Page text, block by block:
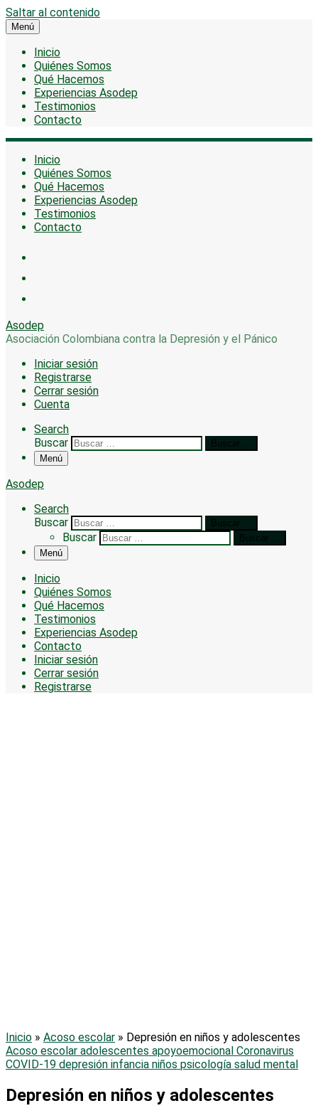
Saltar al contenido
Menú
Inicio
Quiénes Somos
Qué Hacemos
Experiencias Asodep
Testimonios
Contacto
Inicio
Quiénes Somos
Qué Hacemos
Experiencias Asodep
Testimonios
Contacto
Asodep
Asociación Colombiana contra la Depresión y el Pánico
Iniciar sesión
Registrarse
Cerrar sesión
Cuenta
Search
Buscar
Buscar …
Menú
Asodep
Search
Buscar
Buscar …
Buscar
Buscar …
Menú
Inicio
Quiénes Somos
Qué Hacemos
Testimonios
Experiencias Asodep
Contacto
Iniciar sesión
Cerrar sesión
Registrarse
Inicio » Acoso escolar » Depresión en niños y adolescentes
Acoso escolar adolescentes apoyoemocional Coronavirus
COVID-19 depresión infancia niños psicología salud mental
Depresión en niños y adolescentes